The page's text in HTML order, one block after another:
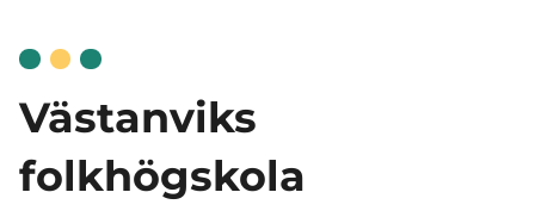
Västanviks
folkhögskola